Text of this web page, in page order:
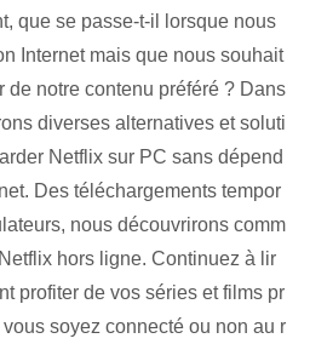
que se passe-t-il lorsque nous
Internet mais que nous souhait
de notre contenu préféré ? Dans
diverses alternatives et soluti
Netflix sur PC sans dépend
Des téléchargements tempor
nous découvrirons comm
hors ligne. Continuez à lir
profiter de vos séries et films pr
vous soyez connecté ou non au r